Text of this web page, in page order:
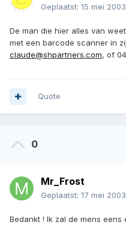
Geplaatst: 15 mei 2003
De man die hier alles van
met een barcode scanner in
claude@shpartners.com, of
Quote
0
Mr_Frost
Geplaatst: 17 mei 2003
Bedankt ! Ik zal de mens eens